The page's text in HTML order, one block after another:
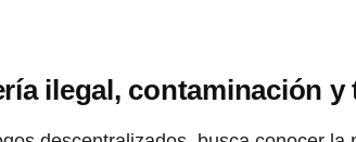
ilegal, contaminación